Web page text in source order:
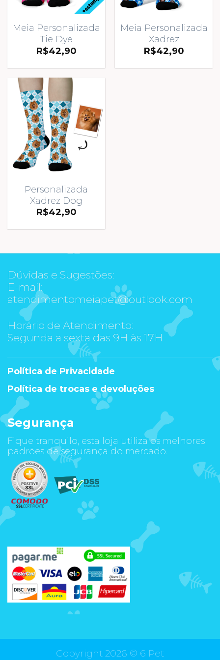
Meia Personalizada
Tie Dye
R$42,90
Meia Personalizada
Xadrez
R$42,90
Personalizada
Xadrez Dog
R$42,90
Dúvidas e Sugestões:
E-mail:
atendimentomeiapet@outlook.com
Horário de Atendimento:
Segunda a sexta das 9H às 17H
Política de Privacidade
Política de trocas e devoluções
Segurança
Fique tranquilo, esta loja utiliza os melhores
padrões de segurança do mercado.
Copyright 2026 © 6 Pet